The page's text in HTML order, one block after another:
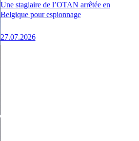
Une stagiaire de l’OTAN arrêtée en
Belgique pour espionnage
27.07.2026